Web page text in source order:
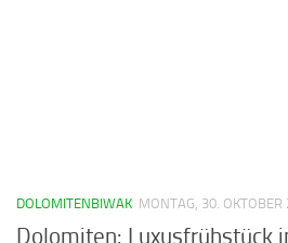
DOLOMITENBIWAK MONTAG, 30. OKTOBER
Dolomiten: Luxusfrühstück